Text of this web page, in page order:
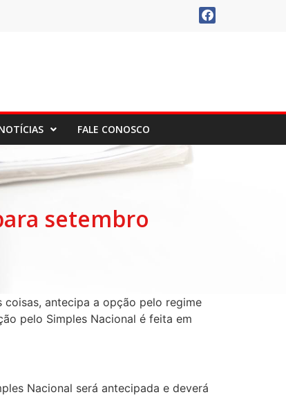
FALE CONOSCO
setembro
coisas, antecipa a opção pelo regime
pelo Simples Nacional é feita em
Nacional será antecipada e deverá